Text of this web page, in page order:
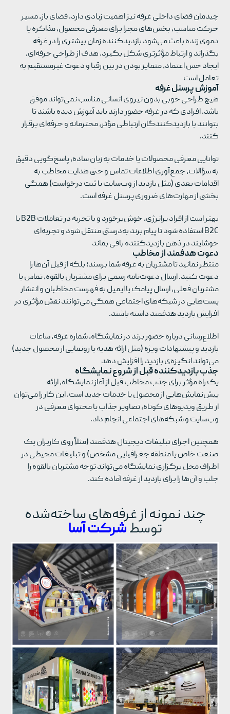
چیدمان فضای داخلی غرفه نیز اهمیت زیادی دارد. فضای باز، مسیر
حرکت مناسب، بخش‌های مجزا برای معرفی محصول، مذاکره یا
دموی زنده باعث می‌شود بازدیدکننده زمان بیشتری را در غرفه
بگذراند و ارتباط مؤثرتری شکل بگیرد. هدف از طراحی حرفه‌ای،
ایجاد حس اعتماد، متمایز بودن در بین رقبا و دعوت غیرمستقیم به
تعامل است
آموزش پرسنل غرفه
هیچ طراحی خوبی بدون نیروی انسانی مناسب نمی‌تواند موفق
باشد. افرادی که در غرفه حضور دارند باید آموزش دیده باشند تا
بتوانند با بازدیدکنندگان ارتباطی مؤثر، محترمانه و حرفه‌ای برقرار
کنند.
توانایی معرفی محصولات یا خدمات به زبان ساده، پاسخ‌گویی دقیق
به سؤالات، جمع‌آوری اطلاعات تماس و حتی هدایت مخاطب به
اقدامات بعدی (مثل بازدید از وب‌سایت یا ثبت درخواست) همگی
بخشی از مهارت‌های ضروری پرسنل غرفه است.
بهتر است از افراد پرانرژی، خوش‌برخورد و با تجربه در تعاملات B2B یا
B2C استفاده شود تا پیام برند به‌درستی منتقل شود و تجربه‌ای
خوشایند در ذهن بازدیدکننده باقی بماند
دعوت هدفمند از مخاطب
منتظر نمانید تا مشتریان به غرفه شما برسند؛ بلکه از قبل آن‌ها را
دعوت کنید. ارسال دعوت‌نامه رسمی برای مشتریان بالقوه، تماس با
مشتریان فعلی، ارسال پیامک یا ایمیل به فهرست مخاطبان و انتشار
پست‌هایی در شبکه‌های اجتماعی همگی می‌توانند نقش مؤثری در
افزایش بازدید هدفمند داشته باشند.
اطلاع‌رسانی درباره حضور برند در نمایشگاه، شماره غرفه، ساعات
بازدید و پیشنهادات ویژه (مثل ارائه هدیه یا رونمایی از محصول جدید)
می‌تواند انگیزه‌ی بازدید را افزایش دهد
جذب بازدیدکننده قبل از شروع نمایشگاه
یک راه مؤثر برای جذب مخاطب قبل از آغاز نمایشگاه، ارائه
پیش‌نمایش‌هایی از محصول یا خدمات جدید است. این کار را می‌توان
از طریق ویدیوهای کوتاه، تصاویر جذاب یا محتوای معرفی در
وب‌سایت و شبکه‌های اجتماعی انجام داد.
همچنین اجرای تبلیغات دیجیتال هدفمند (مثلاً روی کاربران یک
صنعت خاص یا منطقه جغرافیایی مشخص) و تبلیغات محیطی در
اطراف محل برگزاری نمایشگاه می‌تواند توجه مشتریان بالقوه را
جلب و آن‌ها را برای بازدید از غرفه آماده کند.
چند نمونه از غرفه‌های ساخته‌شده
توسطشرکت آسا